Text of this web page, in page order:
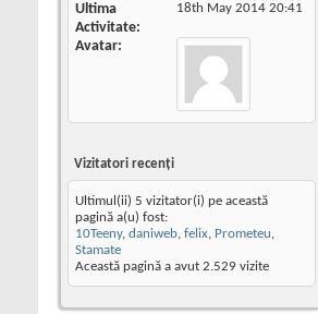
Ultima
Activitate
18th May 2014 20:41
Avatar
Vizitatori recenţi
Ultimul(ii) 5 vizitator(i) pe această
pagină a(u) fost:
10Teeny, daniweb, felix, Prometeu,
Stamate
Această pagină a avut 2.529 vizite